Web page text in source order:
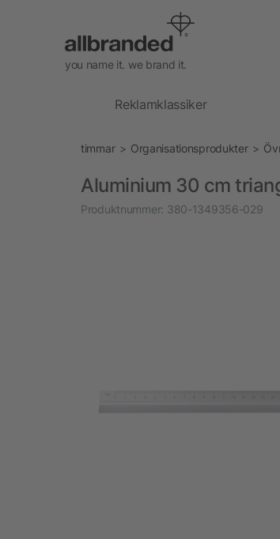
you name it. we brand it.
Reklamklassiker
timmar Organisationsprodukter
Aluminium 30 cm
Produktnummer: 380-1349356-029